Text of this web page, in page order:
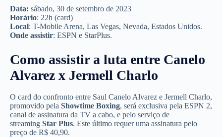
Data: sábado, 30 de setembro de 2023
Horário: 22h (card)
Local: T-Mobile Arena, Las Vegas, Nevada, Estados Unidos.
Onde assistir: ESPN e StarPlus.
Como assistir a luta entre Canelo
Alvarez x Jermell Charlo
O card do confronto entre Saul Canelo Alvarez e Jermell Charlo,
promovido pela Showtime Boxing, será exclusiva pela ESPN 2,
canal de assinatura da TV a cabo, e pelo serviço de
streaming Star Plus. Este último requer uma assinatura pelo
preço de R$ 40,90.